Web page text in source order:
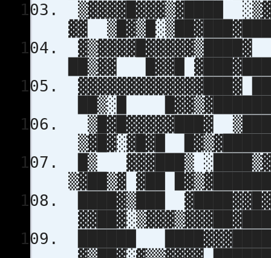
▓▓
██▒▓▓ █▓▓█
██▒░█
▒▓█▓░▓█▓█
█▒ ▓▓▓███▒
▒▓██▒▓ ▓██
████▓▒███
██████